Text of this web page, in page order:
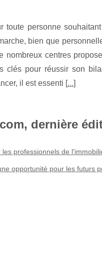
toute personne
bien que
centres
clés pour réussir son
il est essenti [ ...
dernière
professionnels de
opportunité pour les futurs